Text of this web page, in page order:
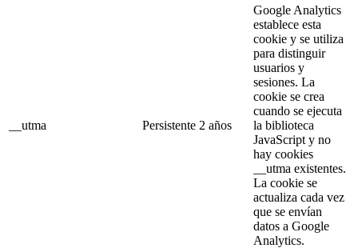
__utma Persistente 2 años
Google Analytics
establece esta
cookie y se utiliza
para distinguir
usuarios y
sesiones. La
cookie se crea
cuando se ejecuta
la biblioteca
JavaScript y no
hay cookies
__utma existentes.
La cookie se
actualiza cada vez
que se envían
datos a Google
Analytics.